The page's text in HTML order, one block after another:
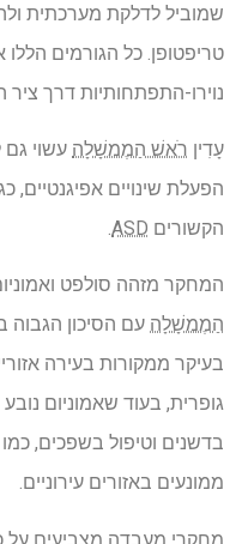
שמוביל לדלקת מערכתית
טריפטופן. כל הגורמים
נוירו-התפתחותיות דרך ציר
עָדִין רֹאשׁ הַמֶמשָׁלָה עשוי גם
הקשורים ASD
.
המחקר מזהה סולפט
הַמֶמשָׁלָה עם הסיכון
בעיקר ממקורות בעירה
גופרית, בעוד שאמוניום
בדשנים וטיפול בשפכים,
ממונעים באזורים עירוניים.